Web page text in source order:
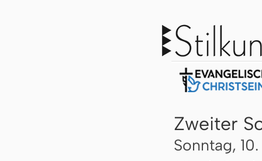
Zweiter
Sonntag,